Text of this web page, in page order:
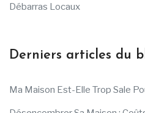
Débarras Locaux
Derniers articles du
Ma Maison Est-Elle Trop Sale